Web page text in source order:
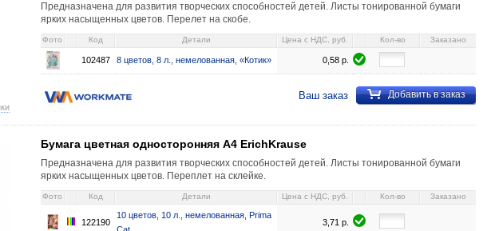
Предназначена для развития творческих способностей детей. Листы тонированной бумаги
ярких насыщенных цветов. Перелет на скобе.
Фото Код Детали Цена c НДС, руб. Кол-во Заказано
102487 8 цветов, 8 л., немелованная, «Котик» 0,58 р.
Ваш заказ Добавить в заказ
Бумага цветная односторонняя А4 ErichKrause
Предназначена для развития творческих способностей детей. Листы тонированной бумаги
ярких насыщенных цветов. Переплет на склейке.
Фото Код Детали Цена c НДС, руб. Кол-во Заказано
122190
10 цветов, 10 л., немелованная, Prima
3,71 р.